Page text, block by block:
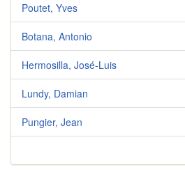
Poutet, Yves
Botana, Antonio
Hermosilla, José-Luis
Lundy, Damian
Pungier, Jean